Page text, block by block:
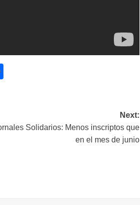
Next:
Solidarios: Menos inscriptos que
en el mes de junio